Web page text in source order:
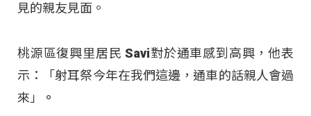
見的親友見面。
桃源區復興里居民 Savi對於通車感到高興，他表
示：「射耳祭今年在我們這邊，通車的話親人會過
來」
。